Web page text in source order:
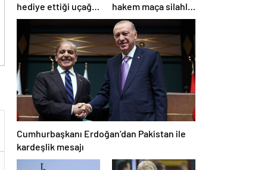
hediye ettiği uçağın
kendisine değil
Pentagon’a
verileceğini açıkladı
hakem maça silahla
çıktı!
Cumhurbaşkanı Erdoğan’dan Pakistan ile
kardeşlik mesajı